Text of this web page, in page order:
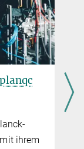
ihrem